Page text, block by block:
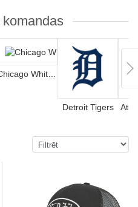
Chicago White Sox
Detroit Tigers